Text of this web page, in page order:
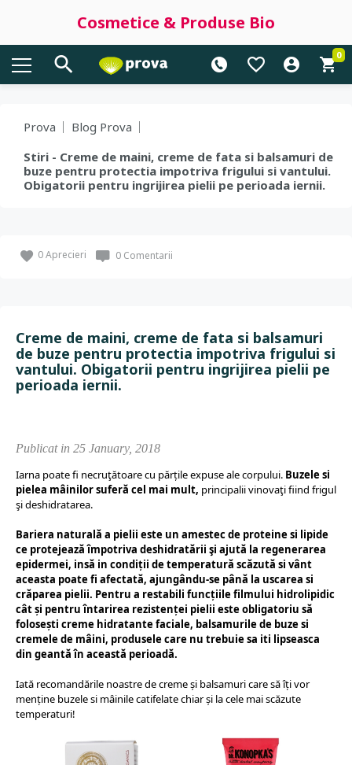
Cosmetice & Produse Bio
0
Prova
Blog Prova
Stiri - Creme de maini, creme de fata si balsamuri de
buze pentru protectia impotriva frigului si vantului.
Obigatorii pentru ingrijirea pielii pe perioada iernii.
0Aprecieri 0 Comentarii
Creme de maini, creme de fata si balsamuri
de buze pentru protectia impotriva frigului si
vantului. Obigatorii pentru ingrijirea pielii pe
perioada iernii.
Publicat in 25 January, 2018
Iarna poate fi necruţătoare cu părțile expuse ale corpului. Buzele si
pielea mâinilor suferă cel mai mult, principalii vinovaţi fiind frigul
şi deshidratarea.
Bariera naturală a pielii este un amestec de proteine si lipide
ce protejează împotriva deshidratării şi ajută la regenerarea
epidermei, insă in condiții de temperatură scăzută si vânt
aceasta poate fi afectată, ajungându-se până la uscarea si
crăparea pielii. Pentru a restabili funcțiile filmului hidrolipidic
cât și pentru întarirea rezistenței pielii este obligatoriu să
folosești creme hidratante faciale, balsamurile de buze si
cremele de mâini, produsele care nu trebuie sa iti lipseasca
din geantă în această perioadă.
Iată recomandările noastre de creme și balsamuri care să îți vor
menține buzele si mâinile catifelate chiar și la cele mai scăzute
temperaturi!